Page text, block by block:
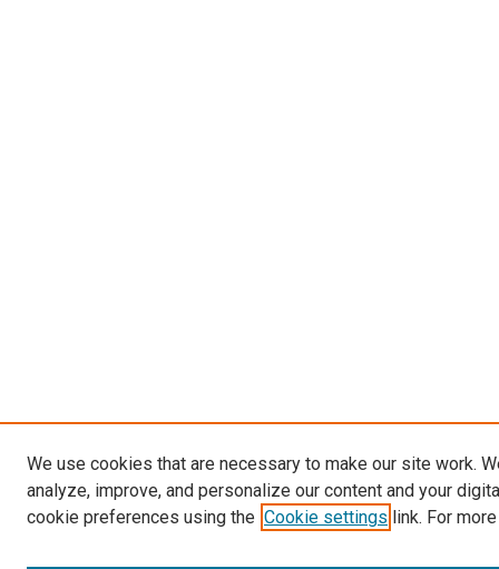
We use cookies that are necessary to make our site work.
analyze, improve, and personalize our content and your
cookie preferences using the Cookie settings link. For